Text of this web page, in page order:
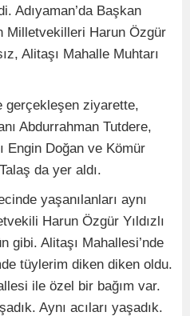
Adıyaman’da Başkan
Milletvekilleri Harun Özgür
Alitaşı Mahalle Muhtarı
gerçekleşen ziyarette,
Abdurrahman Tutdere,
Engin Doğan ve Kömür
da yer aldı.
yaşanılanları aynı
Harun Özgür Yıldızlı
gibi. Alitaşı Mahallesi’nde
tüylerim diken diken oldu.
ile özel bir bağım var.
Aynı acıları yaşadık.